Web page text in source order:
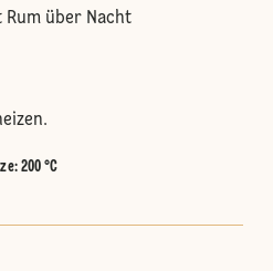
über Nacht
: 200 °C